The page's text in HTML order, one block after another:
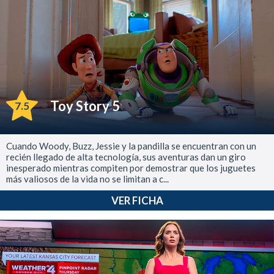
7.5 Toy Story 5
Cuando Woody, Buzz, Jessie y la pandilla se encuentran con un
recién llegado de alta tecnología, sus aventuras dan un giro
inesperado mientras compiten por demostrar que los juguetes
más valiosos de la vida no se limitan a c...
VER FICHA